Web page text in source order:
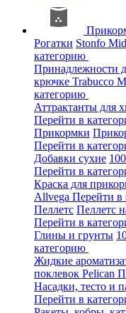
Рогатки Stonfo
категорию
Принадлежности
крючке Trabucco
категорию
Аттрактанты для
Перейти в
Прикормки
Перейти в
Добавки сухие
Перейти в
Краска для
Allvega Перейти в
Пеллетс Пеллетс
Перейти в
Глины и грунты
категорию
Жидкие
поклевок Pelican
Насадки, тесто и
Перейти в